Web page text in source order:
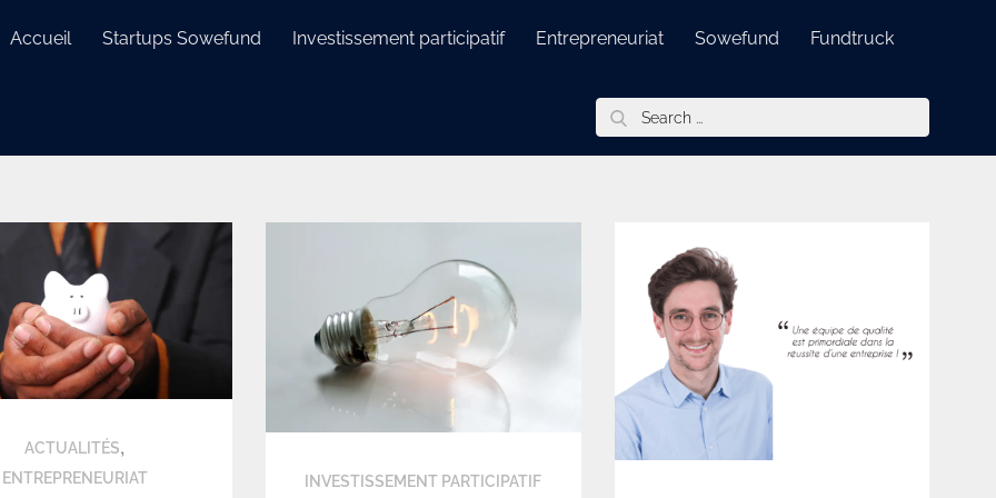
Accueil Startups Sowefund Investissement participatif Entrepreneuriat Sowefund Fundtruck
Search
for:
ACTUALITÉS,
ENTREPRENEURIAT INVESTISSEMENT PARTICIPATIF